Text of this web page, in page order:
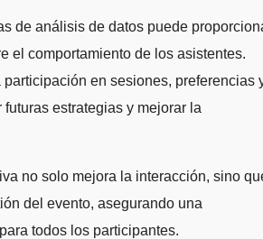
de análisis de datos puede
el comportamiento de los asistentes.
en sesiones, preferencias
estrategias y mejorar la
no solo mejora la interacción, sino
del evento, asegurando una
todos los participantes.